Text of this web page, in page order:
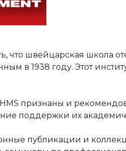
что швейцарская школа
в 1938 году. Этот
признаны и
поддержки их
публикации и